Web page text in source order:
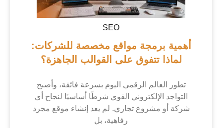
SEO
أهمية برمجة مواقع مخصصة للشركات:
لماذا تتفوق على القوالب الجاهزة؟
تطور العالم الرقمي اليوم بسرعة فائقة، وأصبح
التواجد الإلكتروني القوي شرطًا أساسيًا لنجاح أي
شركة أو مشروع تجاري. لم يعد إنشاء موقع مجرد
رفاهية، بل